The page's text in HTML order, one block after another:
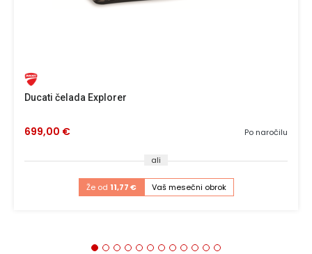
Ducati čelada Explorer
Po naročilu
699,00 €
ali
Že od 11,77 € Vaš mesečni obrok